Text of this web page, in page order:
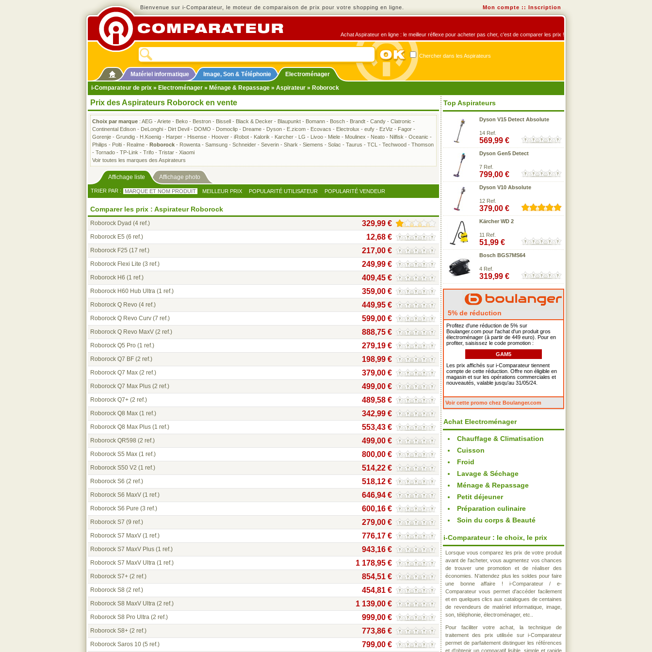
Bienvenue sur i-Comparateur, le moteur de comparaison de prix pour votre shopping en ligne. Mon compte :: Inscription
Achat Aspirateur en ligne : le meilleur réflexe pour acheter pas cher, c'est de comparer les prix !
Chercher dans les Aspirateurs
Matériel informatique Image, Son & Téléphonie
Electroménager
i-Comparateur de prix » Electroménager » Ménage & Repassage » Aspirateur » Roborock
Prix des Aspirateurs Roborock en vente
Choix par marque : AEG -Ariete - Beko - Bestron - Bissell - Black & Decker - Blaupunkt - Bomann - Bosch - Brandt - Candy - Clatronic -
Continental Edison - DeLonghi - Dirt Devil - DOMO - Domoclip - Dreame - Dyson - E.zicom - Ecovacs - Electrolux - eufy - EzViz - Fagor -
Gorenje - Grundig - H.Koenig - Harper - Hisense - Hoover - iRobot - Kalorik - Karcher - LG - Livoo - Miele - Moulinex - Neato - Nilfisk - Oceanic -
Philips - Polti - Realme - Roborock - Rowenta - Samsung - Schneider - Severin - Shark - Siemens - Solac - Taurus - TCL - Techwood - Thomson
- Tornado - TP-Link - Trifo - Tristar - Xiaomi
Voir toutes les marques des Aspirateurs
Affichage liste Affichage photo
TRIER PAR : MARQUE ET NOM PRODUIT MEILLEUR PRIX POPULARITÉ UTILISATEUR POPULARITÉ VENDEUR
Comparer les prix : Aspirateur Roborock
Roborock Dyad (4 ref.) 329,99 €
Roborock E5 (6 ref.) 12,68 €
Roborock F25 (17 ref.) 217,00 €
Roborock Flexi Lite (3 ref.) 249,99 €
Roborock H6 (1 ref.) 409,45 €
Roborock H60 Hub Ultra (1 ref.) 359,00 €
Roborock Q Revo (4 ref.) 449,95 €
Roborock Q Revo Curv (7 ref.) 599,00 €
Roborock Q Revo MaxV (2 ref.) 888,75 €
Roborock Q5 Pro (1 ref.) 279,19 €
Roborock Q7 BF (2 ref.) 198,99 €
Roborock Q7 Max (2 ref.) 379,00 €
Roborock Q7 Max Plus (2 ref.) 499,00 €
Roborock Q7+ (2 ref.) 489,58 €
Roborock Q8 Max (1 ref.) 342,99 €
Roborock Q8 Max Plus (1 ref.) 553,43 €
Roborock QR598 (2 ref.) 499,00 €
Roborock S5 Max (1 ref.) 800,00 €
Roborock S50 V2 (1 ref.) 514,22 €
Roborock S6 (2 ref.) 518,12 €
Roborock S6 MaxV (1 ref.) 646,94 €
Roborock S6 Pure (3 ref.) 600,16 €
Roborock S7 (9 ref.) 279,00 €
Roborock S7 MaxV (1 ref.) 776,17 €
Roborock S7 MaxV Plus (1 ref.) 943,16 €
Roborock S7 MaxV Ultra (1 ref.) 1 178,95 €
Roborock S7+ (2 ref.) 854,51 €
Roborock S8 (2 ref.) 454,81 €
Roborock S8 MaxV Ultra (2 ref.) 1 139,00 €
Roborock S8 Pro Ultra (2 ref.) 999,00 €
Roborock S8+ (2 ref.) 773,86 €
Roborock Saros 10 (5 ref.) 799,00 €
Top Aspirateurs
Dyson V15 Detect Absolute
14 Ref.
569,99 €
Dyson Gen5 Detect
7 Ref.
799,00 €
Dyson V10 Absolute
12 Ref.
379,00 €
Kärcher WD 2
11 Ref.
51,99 €
Bosch BGS7MS64
4 Ref.
319,99 €
5% de réduction
Profitez d'une réduction de 5% sur
Boulanger.com pour l'achat d'un produit gros
électroménager (à partir de 449 euro). Pour en
profiter, saisissez le code promotion :
GAM5
Les prix affichés sur i-Comparateur tiennent
compte de cette réduction. Offre non éligible en
magasin et sur les opérations commerciales et
nouveautés, valable jusqu'au 31/05/24.
Voir cette promo chez Boulanger.com
Achat Electroménager
Chauffage & Climatisation
Cuisson
Froid
Lavage & Séchage
Ménage & Repassage
Petit déjeuner
Préparation culinaire
Soin du corps & Beauté
i-Comparateur : le choix, le prix
Lorsque vous comparez les prix de votre produit
avant de l'acheter, vous augmentez vos chances
de trouver une promotion et de réaliser des
économies. N'attendez plus les soldes pour faire
une bonne affaire ! i-Comparateur / e-
Comparateur vous permet d'accéder facilement
et en quelques clics aux catalogues de centaines
de revendeurs de matériel informatique, image,
son, téléphonie, électroménager, etc..
Pour faciliter votre achat, la technique de
traitement des prix utilisée sur i-Comparateur
permet de parfaitement distinguer les références
et d'obtenir un comparatif lisible, simple et rapide